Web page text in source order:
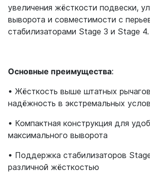
увеличения жёсткости подвески,
выворота и совместимости с
стабилизаторами Stage 3 и Stage 4.
Основные преимущества:
• Жёсткость выше штатных
надёжность в экстремальных
• Компактная конструкция для
максимального выворота
• Поддержка стабилизаторов
различной жёсткостью